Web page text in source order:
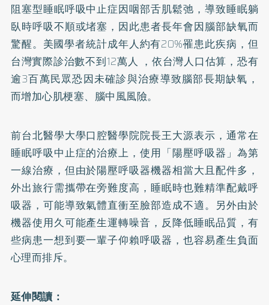
阻塞型睡眠呼吸中止症因咽部舌肌鬆弛，導致睡眠躺
臥時呼吸不順或堵塞，因此患者長年會因腦部缺氧而
驚醒。美國學者統計成年人約有20%罹患此疾病，但
台灣實際診治數不到12萬人 ，依台灣人口估算 ，恐有
逾3百萬民眾恐因未確診與治療導致腦部長期缺氧，
而增加心肌梗塞、腦中風風險。
前台北醫學大學口腔醫學院院長王大源表示，通常在
睡眠呼吸中止症的治療上，使用「陽壓呼吸器」為第
一線治療，但由於陽壓呼吸器機器相當大且配件多，
外出旅行需攜帶在旁難度高，睡眠時也難精準配戴呼
吸器，可能導致氣體直衝至臉部造成不適。另外由於
機器使用久可能產生運轉噪音，反降低睡眠品質，有
些病患一想到要一輩子仰賴呼吸器，也容易產生負面
心理而排斥。
延伸閱讀：